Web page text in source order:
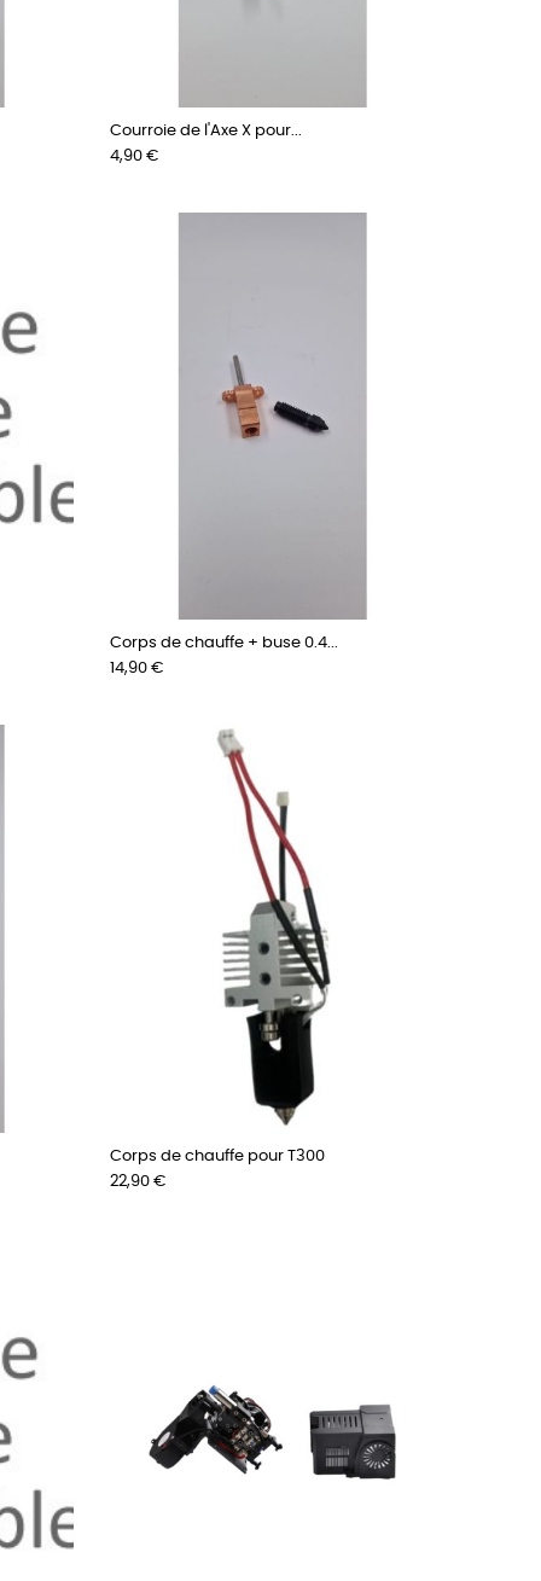
Courroie de l'Axe X pour...
Prix
4,90 €
Corps de chauffe + buse 0.4...
Prix
14,90 €
Corps de chauffe pour T300
Prix
22,90 €